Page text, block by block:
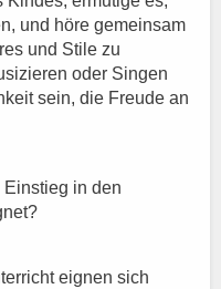
und höre gemeinsam
und Stile zu
oder Singen
sein, die Freude an
in den
eignen sich